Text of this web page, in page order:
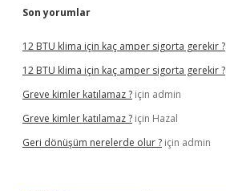
Son yorumlar
12 BTU klima için kaç amper sigorta gerekir ?
12 BTU klima için kaç amper sigorta gerekir ?
Greve kimler katılamaz ? için admin
Greve kimler katılamaz ? için Hazal
Geri dönüşüm nerelerde olur ? için admin